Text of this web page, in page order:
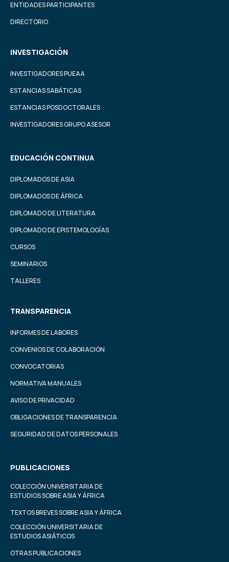
ENTIDADES PARTICIPANTES
DIRECTORIO
INVESTIGACIÓN
INVESTIGADORES PUEAA
ESTANCIAS SABÁTICAS
ESTANCIAS POSDOCTORALES
INVESTIGADORES GRUPO ASESOR
EDUCACIÓN CONTINUA
DIPLOMADOS DE ASIA
DIPLOMADOS DE ÁFRICA
DIPLOMADO DE LITERATURA
DIPLOMADO DE EPISTEMOLOGÍAS
CURSOS
SEMINARIOS
TALLERES
TRANSPARENCIA
INFORMES DE LABORES
CONVENIOS DE COLABORACIÓN
CONVOCATORIAS
NORMATIVA MANUALES
AVISO DE PRIVACIDAD
OBLIGACIONES DE TRANSPARENCIA
SEGURIDAD DE DATOS PERSONALES
PUBLICACIONES
COLECCIÓN UNIVERSITARIA DE
ESTUDIOS SOBRE ASIA Y ÁFRICA
TEXTOS BREVES SOBRE ASIA Y ÁFRICA
COLECCIÓN UNIVERSITARIA DE
ESTUDIOS ASIÁTICOS
OTRAS PUBLICACIONES